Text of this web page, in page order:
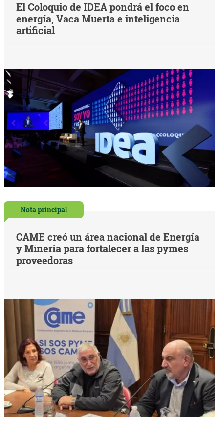
El Coloquio de IDEA pondrá el foco en
energía, Vaca Muerta e inteligencia
artificial
Nota principal
CAME creó un área nacional de Energía
y Minería para fortalecer a las pymes
proveedoras